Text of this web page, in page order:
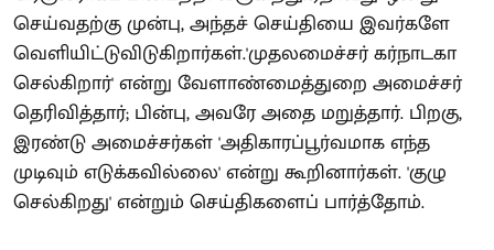
செய்வதற்கு முன்பு, அந்தச் செய்தியை இவர்களே
வெளியிட்டுவிடுகிறார்கள்.'முதலமைச்சர் கர்நாடகா
செல்கிறார்' என்று வேளாண்மைத்துறை அமைச்சர்
தெரிவித்தார்; பின்பு, அவரே அதை மறுத்தார். பிறகு,
இரண்டு அமைச்சர்கள் 'அதிகாரப்பூர்வமாக எந்த
முடிவும் எடுக்கவில்லை' என்று கூறினார்கள். 'குழு
செல்கிறது' என்றும் செய்திகளைப் பார்த்தோம்.